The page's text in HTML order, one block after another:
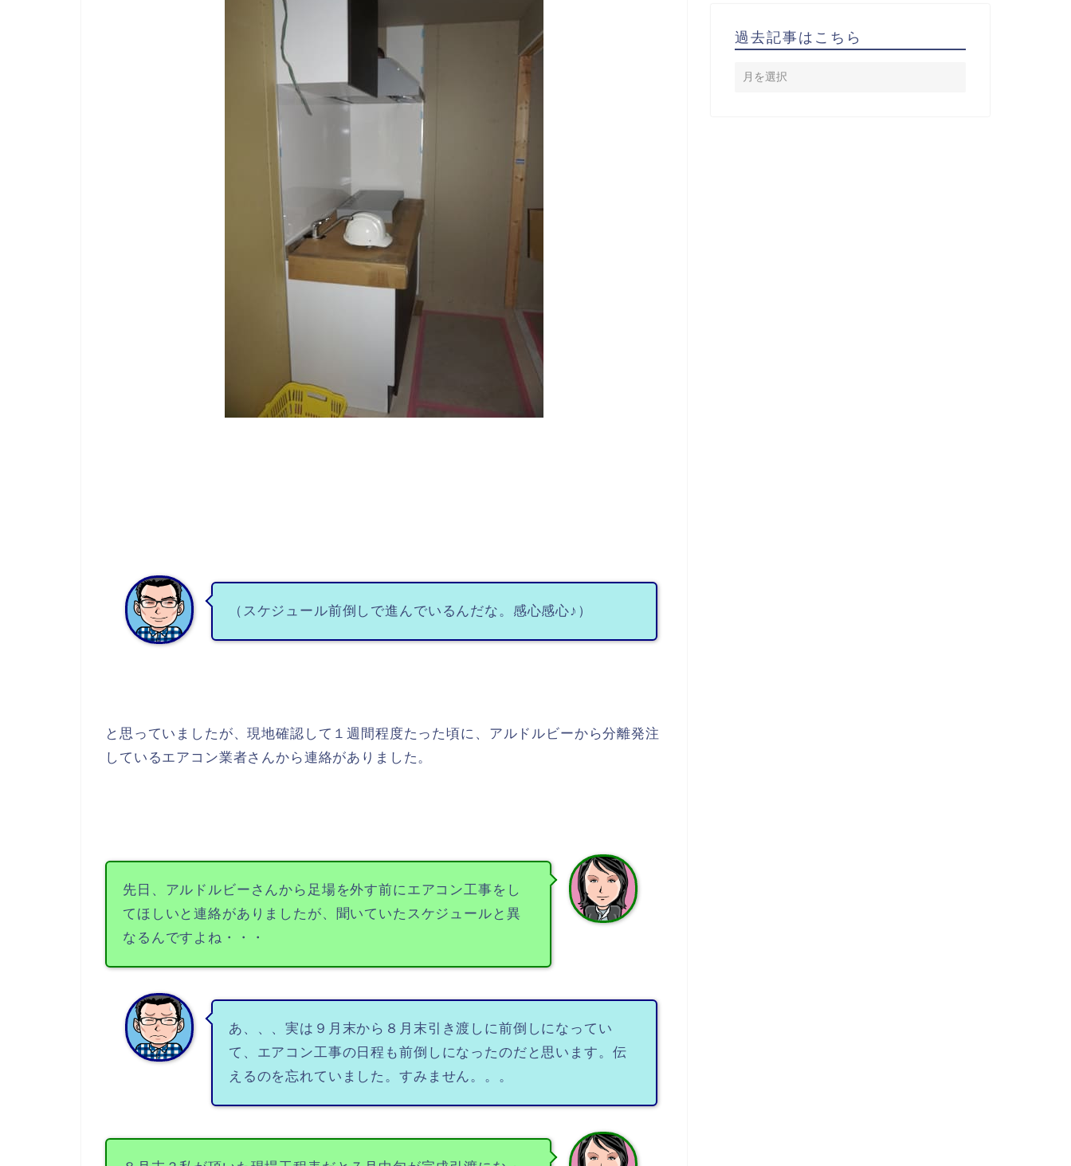
（スケジュール前倒しで進んでいるんだな。感心感心♪）
と思っていましたが、現地確認して１週間程度たった頃に、アルドルビーから分離発注
しているエアコン業者さんから連絡がありました。
先日、アルドルビーさんから足場を外す前にエアコン工事をし
てほしいと連絡がありましたが、聞いていたスケジュールと異
なるんですよね・・・
あ、、、実は９月末から８月末引き渡しに前倒しになってい
て、エアコン工事の日程も前倒しになったのだと思います。伝
えるのを忘れていました。すみません。。。
過去記事はこちら